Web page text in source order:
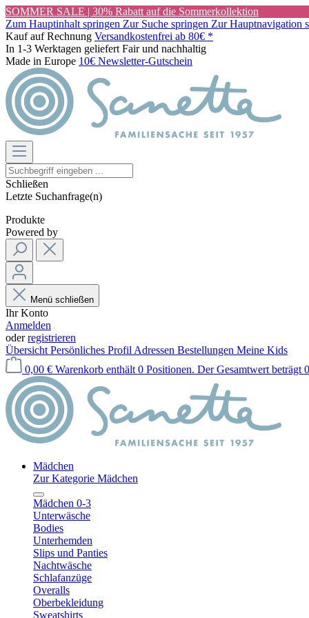
SOMMER SALE | 30% Rabatt auf die Sommerkollektion
Zum Hauptinhalt springen Zur Suche springen Zur Hauptnavigation
Kauf auf Rechnung Versandkostenfrei ab 80€ *
In 1-3 Werktagen geliefert Fair und nachhaltig
Made in Europe 10€ Newsletter-Gutschein
Schließen
Letzte Suchanfrage(n)
Produkte
Powered by
Menü schließen
Ihr Konto
Anmelden
oderregistrieren
Übersicht Persönliches Profil Adressen Bestellungen Meine Kids
0,00 € Warenkorb enthält 0 Positionen. Der Gesamtwert beträgt
Mädchen
Zur Kategorie Mädchen
Mädchen 0-3
Unterwäsche
Bodies
Unterhemden
Slips und Panties
Nachtwäsche
Schlafanzüge
Overalls
Oberbekleidung
Sweatshirts